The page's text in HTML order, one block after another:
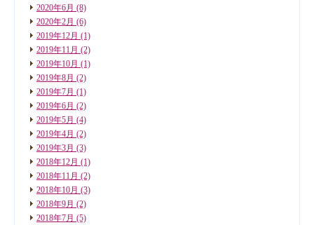
2020年6月 (8)
2020年2月 (6)
2019年12月 (1)
2019年11月 (2)
2019年10月 (1)
2019年8月 (2)
2019年7月 (1)
2019年6月 (2)
2019年5月 (4)
2019年4月 (2)
2019年3月 (3)
2018年12月 (1)
2018年11月 (2)
2018年10月 (3)
2018年9月 (2)
2018年7月 (5)